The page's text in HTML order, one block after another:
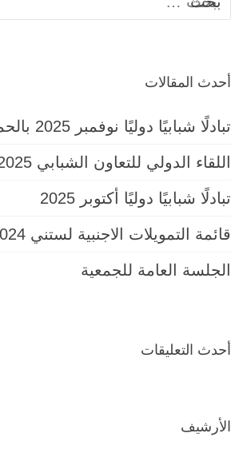
أحدث المقالات
تبادلًا شبابيًا دوليًا نوفمبر 2025 بالحمامات
اللقاء الدولي للتعاون الشبابي 2025
تبادلًا شبابيًا دوليًا أكتوبر 2025
قائمة التمويلات الاجنبية لستني 2023/2024
الجلسة العامة للجمعية
أحدث التعليقات
الأرشيف